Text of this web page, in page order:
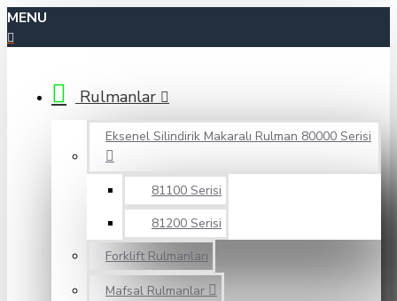
MENU
Rulmanlar
Eksenel Silindirik Makaralı Rulman 80000 Serisi
81100 Serisi
81200 Serisi
Forklift Rulmanları
Mafsal Rulmanlar